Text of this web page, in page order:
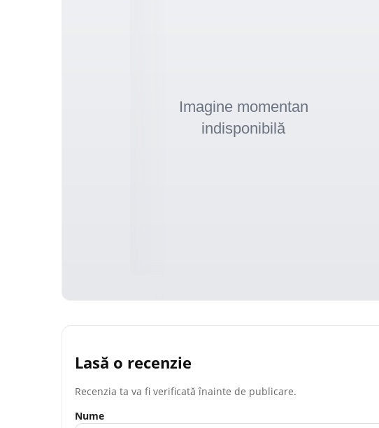
Lasă o recenzie
Recenzia ta va fi verificată înainte de publicare.
Nume